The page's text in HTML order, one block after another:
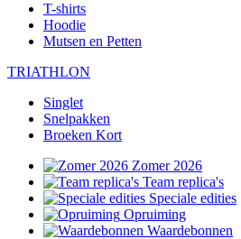
T-shirts
Hoodie
Mutsen en Petten
TRIATHLON
Singlet
Snelpakken
Broeken Kort
Zomer 2026
Team replica's
Speciale edities
Opruiming
Waardebonnen